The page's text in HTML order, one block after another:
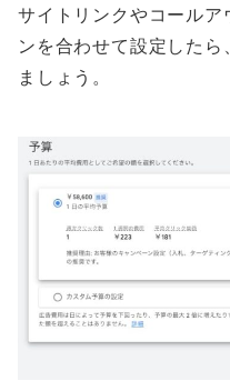
サイトリンクやコールア
ンを合わせて設定した
ましょう。